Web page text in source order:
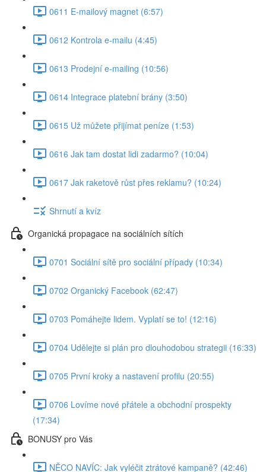
0611 E-mailový magnet (6:57)
0612 Kontrola e-mailu (4:45)
0613 Prodejní e-mailing (10:56)
0614 Integrace platební brány (3:50)
0615 Už můžete přijímat peníze (1:53)
0616 Jak tam dostat lidi zadarmo? (10:04)
0617 Jak raketově růst přes reklamu? (10:24)
Shrnutí a kvíz
Organická propagace na sociálních sítích
0701 Sociální sítě pro sociální případy (10:34)
0702 Organický Facebook (62:47)
0703 Pomáhejte lidem. Vyplatí se to! (12:16)
0704 Udělejte si plán pro dlouhodobou strategii (16:33)
0705 První kroky a nastavení profilu (20:55)
0706 Lovíme nové přátele a obchodní prospekty
(17:34)
BONUSY pro Vás
NĚCO NAVÍC: Jak vyléčit ztrátové kampaně? (42:46)